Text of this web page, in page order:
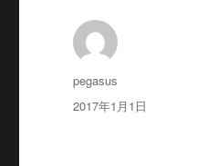
投
稿
pegasus
投
2017年1月1日